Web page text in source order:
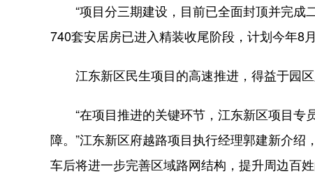
“项目分三期建设，目前已全面封顶并完成
740套安居房已进入精装收尾阶段，计划今年8
江东新区民生项目的高速推进，得益于园区
“在项目推进的关键环节，江东新区项目专
障。”江东新区府越路项目执行经理郭建新介
车后将进一步完善区域路网结构，提升周边百姓